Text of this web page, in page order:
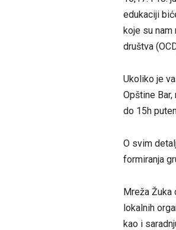
edukaciji
koje su nam
društva
Ukoliko je
Opštine
do 15h
O svim
formiranja
Mreža Žuka
lokalnih
kao i